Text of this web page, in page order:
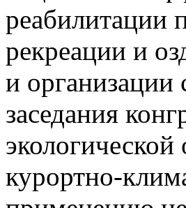
реабилитации
рекреации и
и
заседания
курортно-